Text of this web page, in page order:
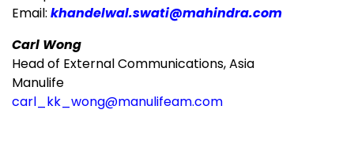
Email: khandelwal.swati@mahindra.com
Carl Wong
Head of External Communications, Asia
Manulife
carl_kk_wong@manulifeam.com